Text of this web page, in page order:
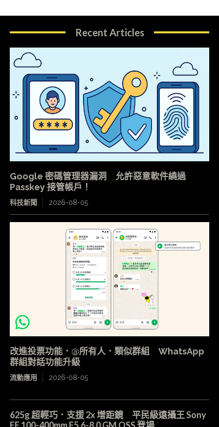
Recent Articles
Google 密碼管理器漏洞 允許惡意軟件繞過
Passkey 接管帳戶！
科技新聞 2026-08-05
改進投票功能．@所有人．類似群組 WhatsApp
群組對話功能升級
流動應用 2026-08-05
625g 超輕巧．支援 2x 增距鏡 平民級遠攝王 Sony